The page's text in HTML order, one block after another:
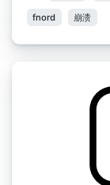
fnord 崩溃